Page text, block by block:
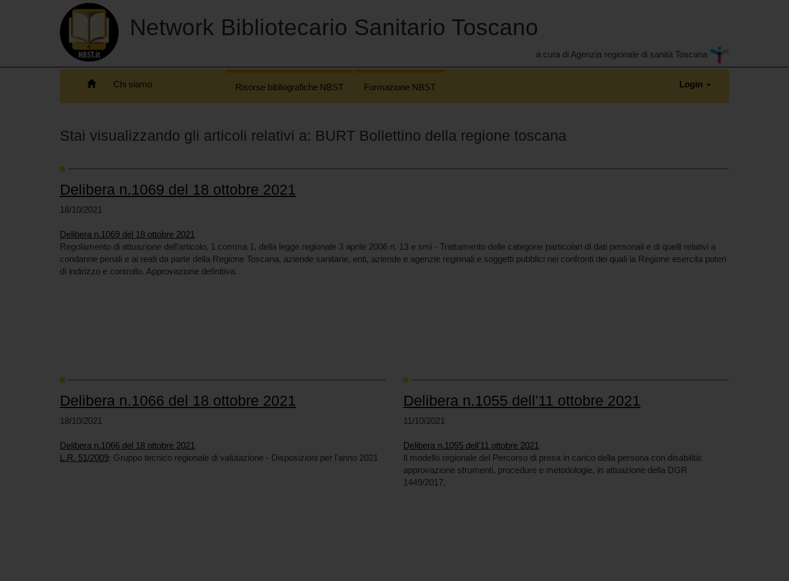
Network Bibliotecario Sanitario Toscano
a cura di Agenzia regionale di sanità Toscana
Chi siamo Risorse bibliografiche NBST Formazione NBST Login
Stai visualizzando gli articoli relativi a: BURT Bollettino della regione toscana
Delibera n.1069 del 18 ottobre 2021
18/10/2021
Delibera n.1069 del 18 ottobre 2021
Regolamento di attuazione dell’articolo, 1 comma 1, della legge regionale 3 aprile 2006 n. 13 e smi - Trattamento delle categorie particolari di dati personali e di quelli relativi a
condanne penali e ai reati da parte della Regione Toscana, aziende sanitarie, enti, aziende e agenzie regionali e soggetti pubblici nei confronti dei quali la Regione esercita poteri
di indirizzo e controllo. Approvazione definitiva.
Delibera n.1066 del 18 ottobre 2021
18/10/2021
Delibera n.1066 del 18 ottobre 2021
L.R. 51/2009: Gruppo tecnico regionale di valutazione - Disposizioni per l'anno 2021
Delibera n.1055 dell'11 ottobre 2021
11/10/2021
Delibera n.1055 dell'11 ottobre 2021
Il modello regionale del Percorso di presa in carico della persona con disabilità:
approvazione strumenti, procedure e metodologie, in attuazione della DGR
1449/2017.